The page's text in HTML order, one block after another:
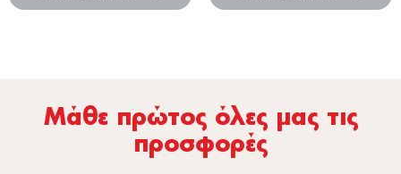
Μάθε πρώτος όλες µας τις
προσφορές